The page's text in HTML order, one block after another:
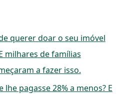
querer doar o seu imóvel
milhares de famílias
a fazer isso.
lhe pagasse 28% a menos? E